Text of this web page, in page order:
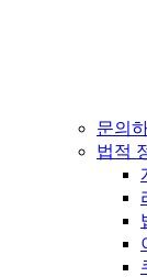
문의하
법적